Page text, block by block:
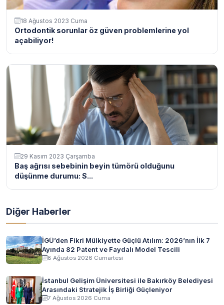
18 Ağustos 2023 Cuma
Ortodontik sorunlar öz güven problemlerine yol
açabiliyor!
29 Kasım 2023 Çarşamba
Baş ağrısı sebebinin beyin tümörü olduğunu
düşünme durumu: S...
Diğer Haberler
İGÜ’den Fikri Mülkiyette Güçlü Atılım: 2026’nın İlk 7
Ayında 82 Patent ve Faydalı Model Tescili
8 Ağustos 2026 Cumartesi
İstanbul Gelişim Üniversitesi ile Bakırköy Belediyesi
Arasındaki Stratejik İş Birliği Güçleniyor
7 Ağustos 2026 Cuma